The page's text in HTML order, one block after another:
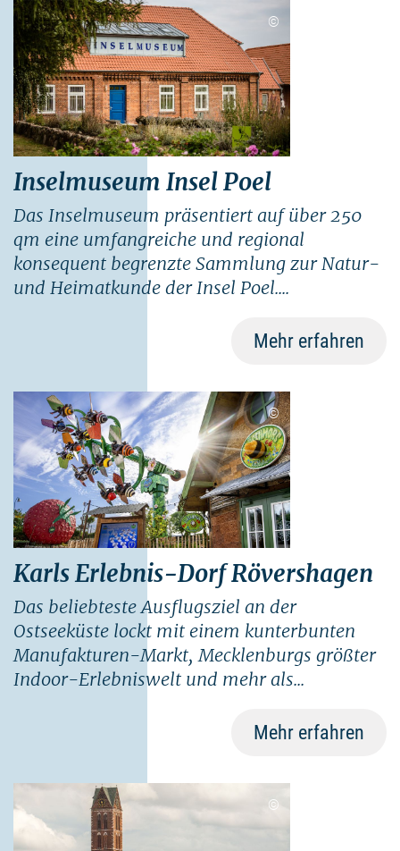
Alle"und den deutschlandweit geprüften und zertifizierten
Angeboten finden Siehier. ©
Inselmuseum Insel Poel
Das Inselmuseum präsentiert auf über 250
qm eine umfangreiche und regional
konsequent begrenzte Sammlung zur Natur-
und Heimatkunde der Insel Poel....
Mehr erfahren
©
Karls Erlebnis-Dorf Rövershagen
Das beliebteste Ausflugsziel an der
Ostseeküste lockt mit einem kunterbunten
Manufakturen-Markt, Mecklenburgs größter
Indoor-Erlebniswelt und mehr als...
Mehr erfahren
©